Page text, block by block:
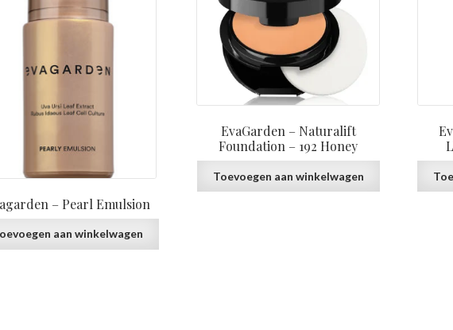
– Pearl Emulsion
aan winkelwagen
EvaGarden – Naturalift
Foundation – 192 Honey
Toevoegen aan winkelwagen